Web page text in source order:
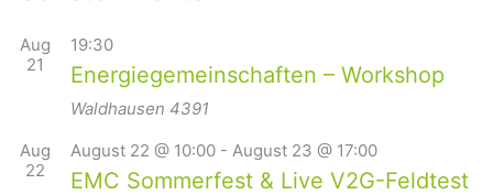
Aug
21
19:30
Energiegemeinschaften – Workshop
Waldhausen 4391
Aug
22
August 22 @ 10:00 - August 23 @ 17:00
EMC Sommerfest & Live V2G-Feldtest